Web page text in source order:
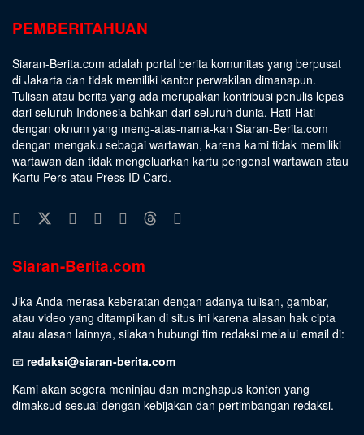
PEMBERITAHUAN
Siaran-Berita.com adalah portal berita komunitas yang berpusat
di Jakarta dan tidak memiliki kantor perwakilan dimanapun.
Tulisan atau berita yang ada merupakan kontribusi penulis lepas
dari seluruh Indonesia bahkan dari seluruh dunia. Hati-Hati
dengan oknum yang meng-atas-nama-kan Siaran-Berita.com
dengan mengaku sebagai wartawan, karena kami tidak memiliki
wartawan dan tidak mengeluarkan kartu pengenal wartawan atau
Kartu Pers atau Press ID Card.
Siaran-Berita.com
Jika Anda merasa keberatan dengan adanya tulisan, gambar,
atau video yang ditampilkan di situs ini karena alasan hak cipta
atau alasan lainnya, silakan hubungi tim redaksi melalui email di:
📧 redaksi@siaran-berita.com
Kami akan segera meninjau dan menghapus konten yang
dimaksud sesuai dengan kebijakan dan pertimbangan redaksi.